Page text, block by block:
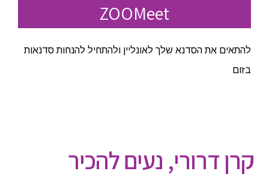
ZOOMeet
להתאים את הסדנא שלך לאונליין ולהתחיל להנחות סדנאות
בזום
קרן דרורי, נעים להכיר